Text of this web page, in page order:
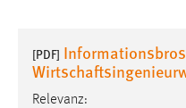
[PDF]
Relevanz:
Performance